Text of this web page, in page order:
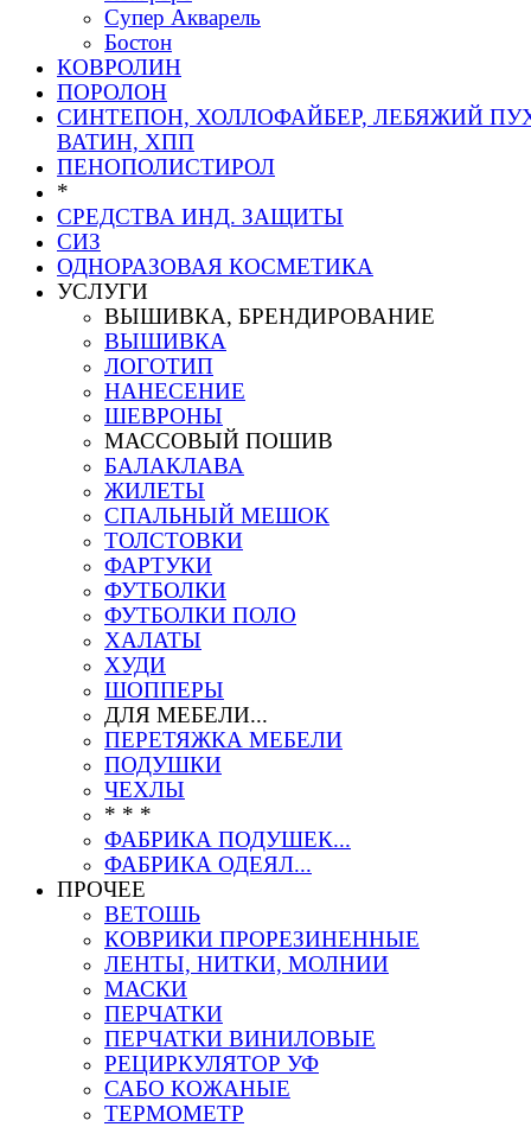
Супер Акварель
Бостон
КОВРОЛИН
ПОРОЛОН
СИНТЕПОН, ХОЛЛОФАЙБЕР, ЛЕБЯЖИЙ
ВАТИН, ХПП
ПЕНОПОЛИСТИРОЛ
*
СРЕДСТВА ИНД. ЗАЩИТЫ
СИЗ
ОДНОРАЗОВАЯ КОСМЕТИКА
УСЛУГИ
ВЫШИВКА, БРЕНДИРОВАНИЕ
ВЫШИВКА
ЛОГОТИП
НАНЕСЕНИЕ
ШЕВРОНЫ
МАССОВЫЙ ПОШИВ
БАЛАКЛАВА
ЖИЛЕТЫ
СПАЛЬНЫЙ МЕШОК
ТОЛСТОВКИ
ФАРТУКИ
ФУТБОЛКИ
ФУТБОЛКИ ПОЛО
ХАЛАТЫ
ХУДИ
ШОППЕРЫ
ДЛЯ МЕБЕЛИ...
ПЕРЕТЯЖКА МЕБЕЛИ
ПОДУШКИ
ЧЕХЛЫ
* * *
ФАБРИКА ПОДУШЕК...
ФАБРИКА ОДЕЯЛ...
ПРОЧЕЕ
ВЕТОШЬ
КОВРИКИ ПРОРЕЗИНЕННЫЕ
ЛЕНТЫ, НИТКИ, МОЛНИИ
МАСКИ
ПЕРЧАТКИ
ПЕРЧАТКИ ВИНИЛОВЫЕ
РЕЦИРКУЛЯТОР УФ
САБО КОЖАНЫЕ
ТЕРМОМЕТР